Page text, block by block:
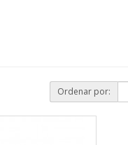
Ordenar por: